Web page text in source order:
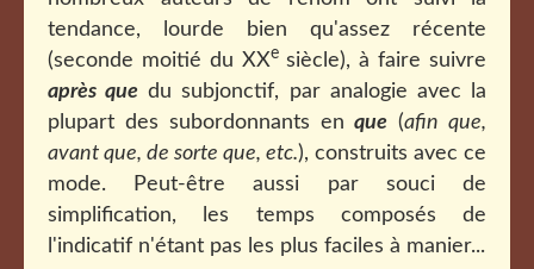
tendance, lourde bien qu'assez récente
(seconde moitié du XXesiècle), à faire suivre
après que du subjonctif, par analogie avec la
plupart des subordonnants enque (afin que,
avant que, de sorte que, etc.), construits avec ce
mode. Peut-être aussi par souci de
simplification, les temps composés de
l'indicatif n'étant pas les plus faciles à manier...